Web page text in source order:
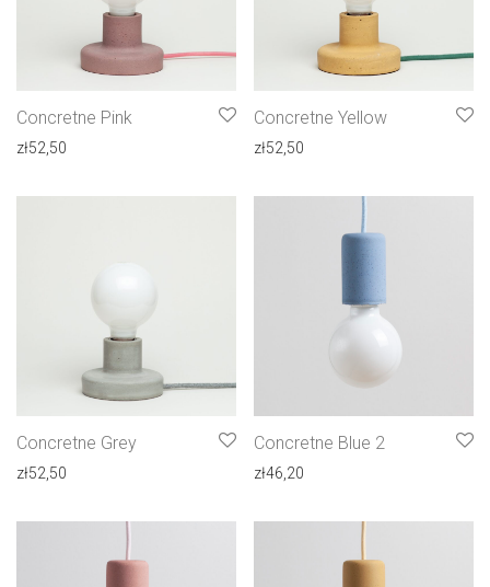
Concretne Pink
zł52,50
Concretne Yellow
zł52,50
Concretne Grey
zł52,50
Concretne Blue 2
zł46,20